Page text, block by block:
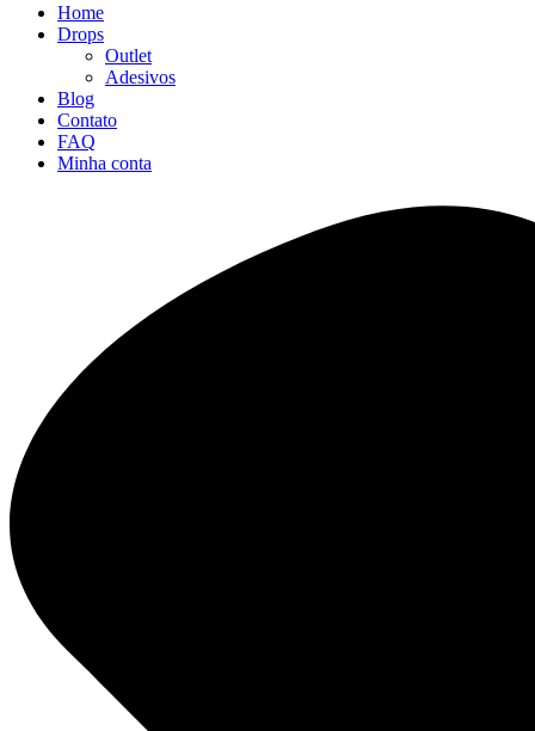
Home
Drops
Outlet
Adesivos
Blog
Contato
FAQ
Minha conta